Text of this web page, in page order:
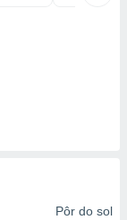
Pôr do sol